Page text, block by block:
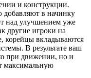
и конструкции.
добавляют в начинку
над улучшением уже
другие игроки на
корейцы вкладываются
В результате ваш
при движении, но и
максимальную